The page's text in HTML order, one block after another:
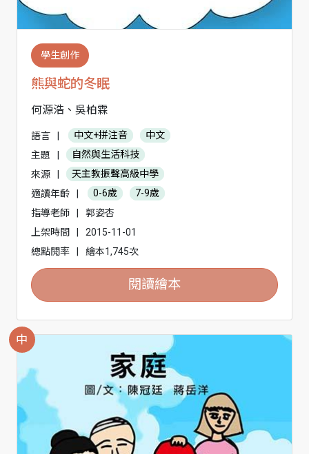
學生創作
熊與蛇的冬眠
何源浩、吳柏霖
語言 中文+拼注音
中文
主題
自然與生活科技
來源
天主教振聲高級中學
適讀年齡
0-6歲
7-9歲
指導老師
郭姿杏
上架時間
2015-11-01
總點閱率
繪本1,745次
閱讀繪本
中